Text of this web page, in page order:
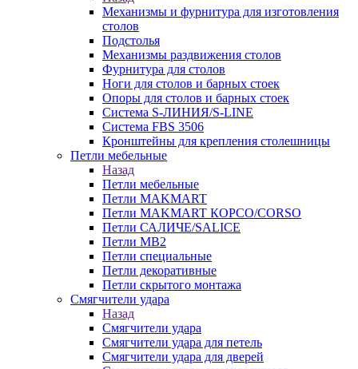
Механизмы и фурнитура для изготовления
столов
Подстолья
Механизмы раздвижения столов
Фурнитура для столов
Ноги для столов и барных стоек
Опоры для столов и барных стоек
Система S-ЛИНИЯ/S-LINE
Система FBS 3506
Кронштейны для крепления столешницы
Петли мебельные
Назад
Петли мебельные
Петли MAKMART
Петли MAKMART КОРСО/CORSO
Петли САЛИЧЕ/SALICE
Петли MB2
Петли специальные
Петли декоративные
Петли скрытого монтажа
Смягчители удара
Назад
Смягчители удара
Смягчители удара для петель
Смягчители удара для дверей